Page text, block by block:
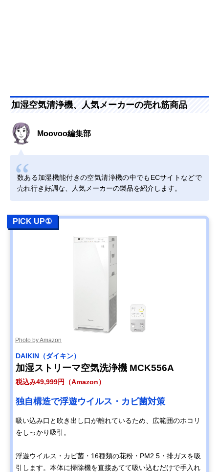
加湿空気清浄機、人気メーカーの売れ筋商品
Moovoo編集部
数ある加湿機能付きの空気清浄機の中でもECサイトなどで
売れ行き好調な、人気メーカーの製品を紹介します。
PICK UP①
Photo by Amazon
DAIKIN（ダイキン）
加湿ストリーマ空気洗浄機 MCK556A
税込み49,999円（Amazon）
独自構造で浮遊ウイルス・カビ菌対策
吸い込み口と吹き出し口が離れているため、広範囲のホコリ
をしっかり吸引。
浮遊ウイルス・カビ菌・16種類の花粉・PM2.5・排ガスを吸
引します。本体に掃除機を直接あてて吸い込むだけで手入れ